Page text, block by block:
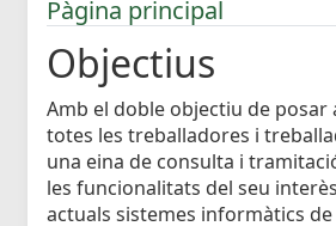
Pàgina principal
Objectius
Amb el doble objectiu de posar
totes les treballadores i
una eina de consulta i
les funcionalitats del seu
actuals sistemes informàtics